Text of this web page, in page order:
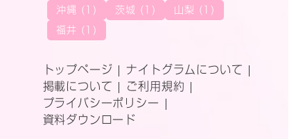
沖縄 (1) 茨城 (1) 山梨 (1)
福井 (1)
トップページ
ナイトグラムについて
掲載について
ご利用規約
プライバシーポリシー
資料ダウンロード